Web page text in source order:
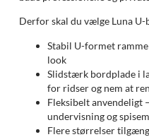
Derfor skal du vælge Luna
Stabil U-formet
look
Slidstærk bordplade i
for ridser og nem at
Fleksibelt anvendeligt
undervisning og
Flere størrelser